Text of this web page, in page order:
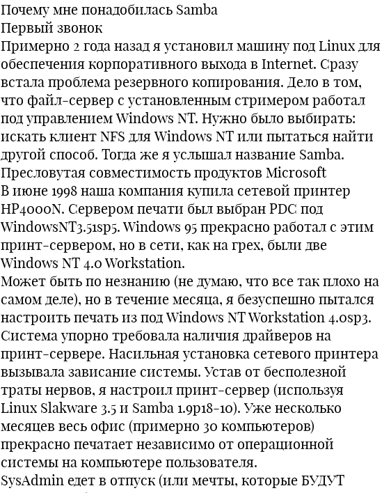
Почему мне понадобилась Samba
Первый звонок
Примерно 2 года назад я установил машину под Linux для
обеспечения корпоративного выхода в Internet. Сразу
встала проблема резервного копирования. Дело в том,
что файл-сервер с установленным стримером работал
под управлением Windows NT. Нужно было выбирать:
искать клиент NFS для Windows NT или пытаться найти
другой способ. Тогда же я услышал название Samba.
Пресловутая совместимость продуктов Microsoft
В июне 1998 наша компания купила сетевой принтер
HP4000N. Сервером печати был выбран PDC под
WindowsNT3.51sp5. Windows 95 прекрасно работал с этим
принт-сервером, но в сети, как на грех, были две
Windows NT 4.0 Workstation.
Может быть по незнанию (не думаю, что все так плохо на
самом деле), но в течение месяца, я безуспешно пытался
настроить печать из под Windows NT Workstation 4.0sp3.
Система упорно требовала наличия драйверов на
принт-сервере. Насильная установка сетевого принтера
вызывала зависание системы. Устав от бесполезной
траты нервов, я настроил принт-сервер (используя
Linux Slakware 3.5 и Samba 1.9p18-10). Уже несколько
месяцев весь офис (примерно 30 компьютеров)
прекрасно печатает независимо от операционной
системы на компьютере пользователя.
SysAdmin едет в отпуск (или мечты, которые БУДУТ